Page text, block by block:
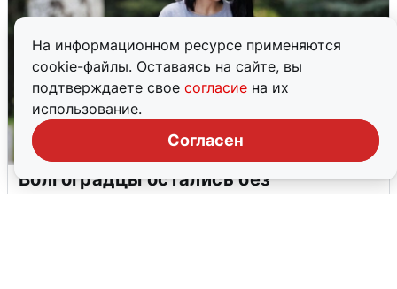
На информационном ресурсе применяются
cookie-файлы. Оставаясь на сайте, вы
подтверждаете свое согласие на их
использование.
Согласен
Волгоградцы остались без